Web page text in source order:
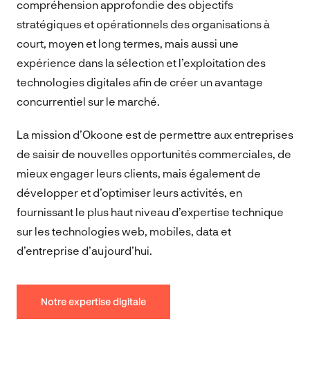
compréhension approfondie des objectifs
stratégiques et opérationnels des organisations à
court, moyen et long termes, mais aussi une
expérience dans la sélection et l’exploitation des
technologies digitales afin de créer un avantage
concurrentiel sur le marché.
La mission d’Okoone est de permettre aux entreprises
de saisir de nouvelles opportunités commerciales, de
mieux engager leurs clients, mais également de
développer et d’optimiser leurs activités, en
fournissant le plus haut niveau d’expertise technique
sur les technologies web, mobiles, data et
d’entreprise d’aujourd’hui.
Notre expertise digitale